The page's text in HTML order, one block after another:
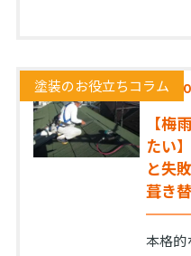
塗装のお役立ちコラム
2026/
【梅
たい
と失
葺き
本格的